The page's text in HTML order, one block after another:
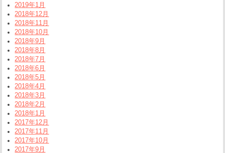
2019年1月
2018年12月
2018年11月
2018年10月
2018年9月
2018年8月
2018年7月
2018年6月
2018年5月
2018年4月
2018年3月
2018年2月
2018年1月
2017年12月
2017年11月
2017年10月
2017年9月